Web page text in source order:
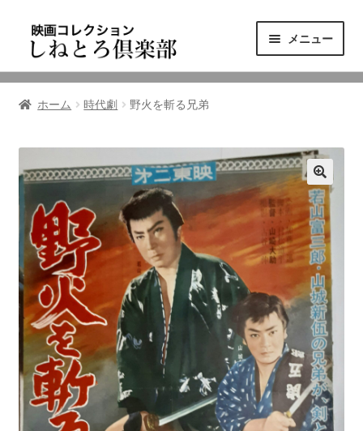
ゲ
シ
ン
へ
ス
ッ
テ
ツ
ス
キ
ッ
メニュー
ニュース
東三河の映画館
しねとろ倶楽部について
リンクの旅
ホーム 時代劇 野火を斬る兄弟